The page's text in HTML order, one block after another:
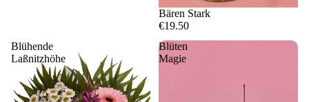
Bären Stark
€19.50
Blühende
Laßnitzhöhe
Blüten
Magie